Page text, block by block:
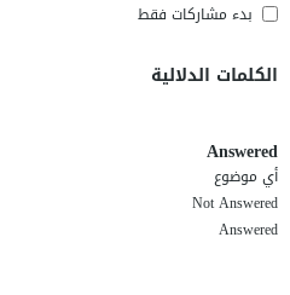
بدء مشاركات فقط
الكلمات الدلالية
Answered
أي موضوع
Not Answered
Answered